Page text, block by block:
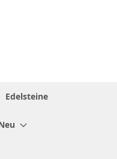
Edelsteine